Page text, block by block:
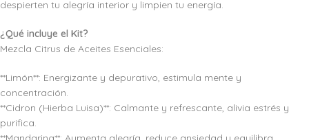
despierten tu alegría interior y limpien tu energía.
¿Qué incluye el Kit?
Mezcla Citrus de Aceites Esenciales:
**Limón**: Energizante y depurativo, estimula mente y
concentración.
**Cidron (Hierba Luisa)**: Calmante y refrescante, alivia estrés y
purifica.